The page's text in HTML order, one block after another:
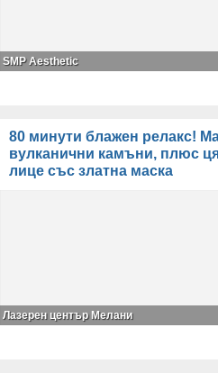
SMP Aesthetic
80 минути блажен релакс!
вулканични камъни, плюс
лице със златна маска
Лазерен център Мелани